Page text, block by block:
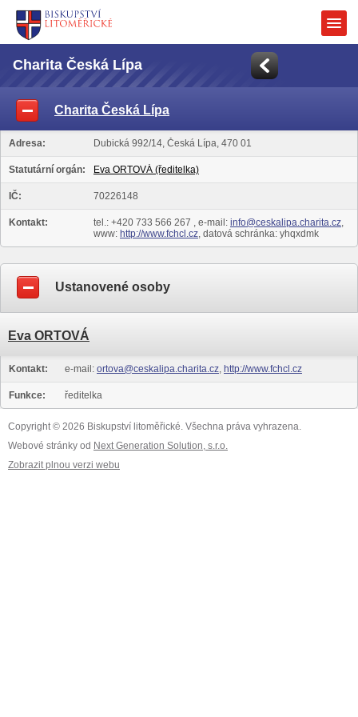
Charita Česká Lípa
Charita Česká Lípa
Adresa: Dubická 992/14, Česká Lípa, 470 01
Statutární orgán: Eva ORTOVÁ (ředitelka)
IČ: 70226148
Kontakt: tel.: +420 733 566 267 , e-mail: info@ceskalipa.charita.cz,
www: http://www.fchcl.cz, datová schránka: yhqxdmk
Ustanovené osoby
Eva ORTOVÁ
Kontakt: e-mail: ortova@ceskalipa.charita.cz, http://www.fchcl.cz
Funkce: ředitelka
Copyright © 2026 Biskupství litoměřické. Všechna práva vyhrazena.
Webové stránky od Next Generation Solution, s.r.o.
Zobrazit plnou verzi webu